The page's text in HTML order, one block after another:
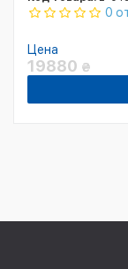
0
Цена
19880 ₴